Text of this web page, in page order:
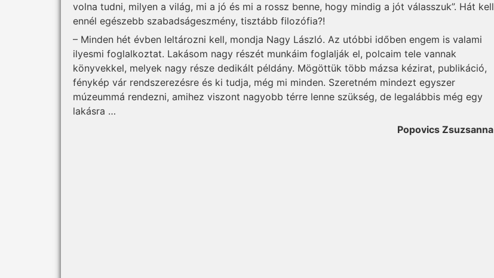
volna tudni, milyen a világ, mi a jó és mi a rossz benne, hogy mindig a jót válasszuk”. Hát kell
ennél egészebb szabadságeszmény, tisztább filozófia?!
– Minden hét évben leltározni kell, mondja Nagy László. Az utóbbi időben engem is valami
ilyesmi foglalkoztat. Lakásom nagy részét munkáim foglalják el, polcaim tele vannak
könyvekkel, melyek nagy része dedikált példány. Mögöttük több mázsa kézirat, publikáció,
fénykép vár rendszerezésre és ki tudja, még mi minden. Szeretném mindezt egyszer
múzeummá rendezni, amihez viszont nagyobb térre lenne szükség, de legalábbis még egy
lakásra …
Popovics Zsuzsanna